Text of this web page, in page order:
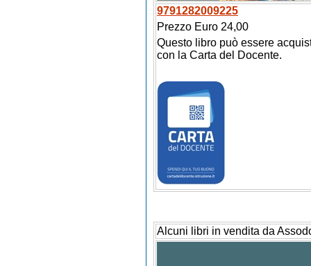
9791282009225
Prezzo Euro 24,00
Questo libro può essere
con la Carta del Docente.
Alcuni libri in vendita da